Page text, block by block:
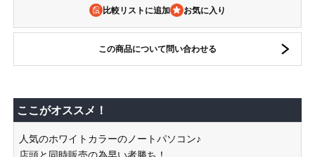
比較リストに追加
この商品について問い合わせる
ここがオススメ！
人気のホワイトカラーのノートパソコン♪